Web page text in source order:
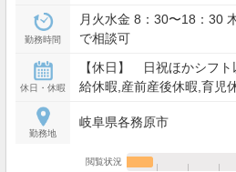
勤務時間
月火水金 8：30〜18：30 木土 8：30〜
で相談可
休日・休暇
【休日】 日祝ほかシフ
給休暇,産前産後休暇,育児
勤務地
岐阜県各務原市
閲覧状況